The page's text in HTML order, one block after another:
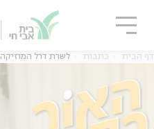
דף הבית כתבות לשרת דרל המוזיקה
סגור